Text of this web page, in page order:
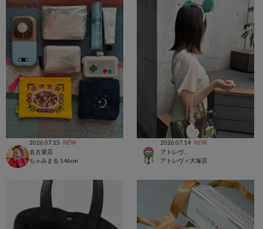
2026.07.15 NEW
名古屋店
ちゃみまる 146cm
2026.07.14 NEW
アトレヴィ大塚店
アトレヴィ大塚店